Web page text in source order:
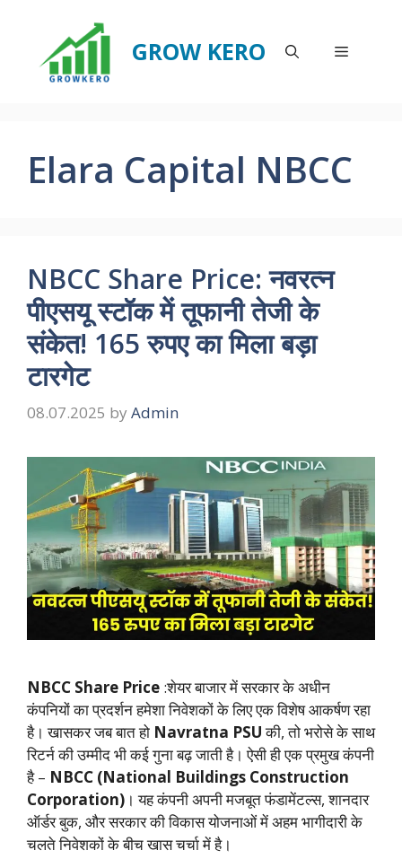
content
GROW KERO Menu
Elara Capital NBCC
NBCC Share Price: नवरत्न
पीएसयू स्टॉक में तूफानी तेजी के
संकेत! 165 रुपए का मिला बड़ा
टारगेट
08.07.2025 by Admin
NBCC Share Price :शेयर बाजार में सरकार के अधीन
कंपनियों का प्रदर्शन हमेशा निवेशकों के लिए एक विशेष आकर्षण रहा
है। खासकर जब बात हो Navratna PSUकी, तो भरोसे के साथ
रिटर्न की उम्मीद भी कई गुना बढ़ जाती है। ऐसी ही एक प्रमुख कंपनी
है – NBCC (National Buildings Construction
Corporation) । यह कंपनी अपनी मजबूत फंडामेंटल्स, शानदार
ऑर्डर बुक, और सरकार की विकास योजनाओं में अहम भागीदारी के
चलते निवेशकों के बीच खास चर्चा में है।